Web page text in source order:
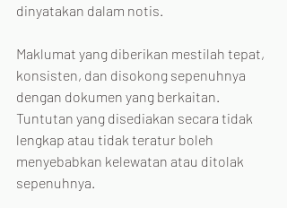
dinyatakan dalam notis.
Maklumat yang diberikan mestilah tepat,
konsisten, dan disokong sepenuhnya
dengan dokumen yang berkaitan.
Tuntutan yang disediakan secara tidak
lengkap atau tidak teratur boleh
menyebabkan kelewatan atau ditolak
sepenuhnya.